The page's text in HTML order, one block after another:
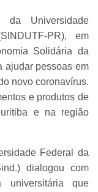
Universidade
PR), em
Solidária da
ajudar pessoas em
novo coronavírus.
e produtos de
e na região
Federal da
dialogou com
universitária que